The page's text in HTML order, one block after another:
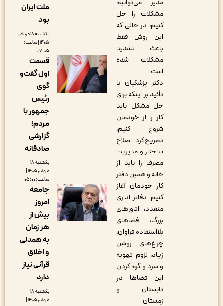
مدیر می‌توانیم
مشکلات را حل
کنیم، در حالی که
این روش فقط
باعث تشدید
مشکلات شده
دکتر پزشکیان با
تأکید بر اینکه برای
حل مشکل باید
کار را از خودمان
شروع کنیم،
تصریح کرد: اصلاح
ساختار و مدیریت
مصرف را باید از
خانه و همین دفتر
کار خودمان آغاز
کنیم. دفاتر اداری
متعدد، اتاق‌های
بزرگ، فضاهای
بلااستفاده فراوان،
چراغ‌های روشن
زیاد، لزوم تهویه
و سرد و گرم کردن
این فضاها در
تابستان و
ملت ایران
یکشنبه ۱۸ مرداد,
۱۴۰۵ | ساعت:
قسمت
اول گفت‌و
گوی
جمهور با
صادقانه
مرداد, ۱۴۰۵ |
جامعه
امروز
بیش از
هر زمان
به همدلی
قرآنی نیاز
مرداد, ۱۴۰۵ |